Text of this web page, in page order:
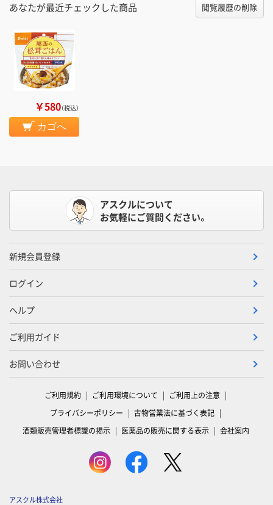
あなたが最近チェックした商品 閲覧履歴の削除
￥580（税込）
カゴへ
アスクルについて
お気軽にご質問ください。
新規会員登録
ログイン
ヘルプ
ご利用ガイド
お問い合わせ
ご利用規約 ご利用環境について
ご利用上の注意
プライバシーポリシー
古物営業法に基づく表記
酒類販売管理者標識の掲示
医薬品の販売に関する表示 会社案内
アスクル株式会社